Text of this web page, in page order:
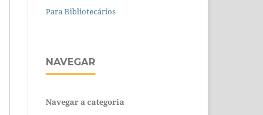
Para Bibliotecários
NAVEGAR
Navegar a categoria